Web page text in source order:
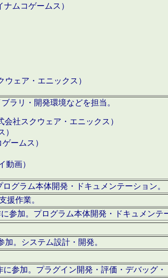
ムコゲームス）
ェア・エニックス）
ラリ・開発環境などを担当。
社スクウェア・エニックス）
）
ームス）
動画）
グラム本体開発・ドキュメンテーション。
援作業。
参加。プログラム本体開発・ドキュメンテ
。システム設計・開発。
に参加。プラグイン開発・評価・デバッグ